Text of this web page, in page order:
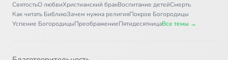
СвятостьО любвиХристианский бракВоспитание детейСмерть
Как читать БиблиюЗачем нужна религияПокров Богородицы
Успение БогородицыПреображениеПятидесятницаВсе темы →